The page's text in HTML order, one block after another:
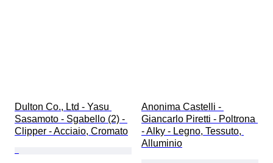
Dulton Co., Ltd - Yasu
Sasamoto - Sgabello (2) -
Clipper - Acciaio, Cromato
Anonima Castelli -
Giancarlo Piretti - Poltrona
- Alky - Legno, Tessuto,
Alluminio